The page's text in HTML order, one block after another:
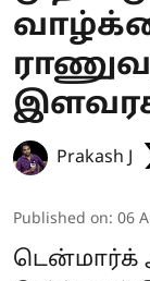
Prakash J
Published on: 06
டென்மார்க்